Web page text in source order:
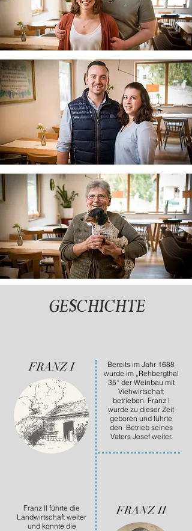
geschichte
FRANZ I
Bereits im Jahr 1688
wurde im „Rehbergthal
35“ der Weinbau mit
Viehwirtschaft
betrieben. Franz I
wurde zu dieser Zeit
geboren und führte
den Betrieb seines
Vaters Josef weiter.
Franz II führte die
Landwirtschaft weiter
und konnte die
FRANZ II